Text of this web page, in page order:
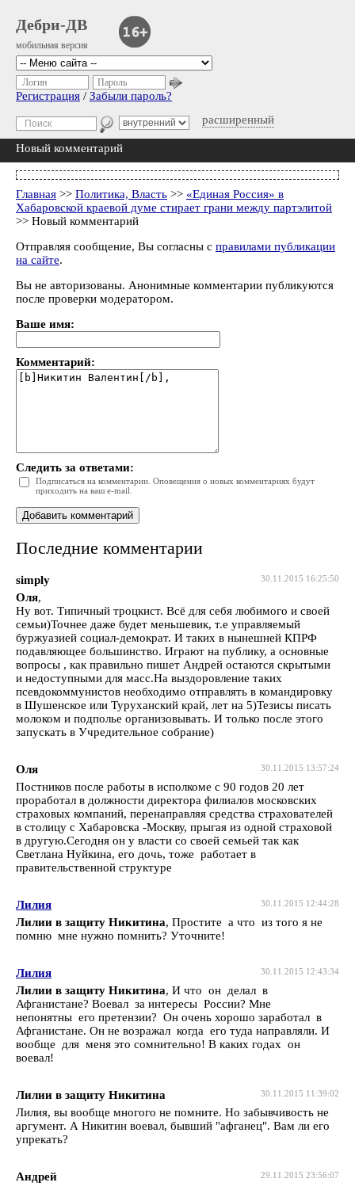
Дебри-ДВ
мобильная версия
расширенный
Логин Пароль
Регистрация / Забыли пароль?
Новый комментарий
Главная >> Политика, Власть >> «Единая Россия» в
Хабаровской краевой думе стирает грани между партэлитой
>> Новый комментарий
Отправляя сообщение, Вы согласны с правилами публикации
на сайте.
Вы не авторизованы. Анонимные комментарии публикуются
после проверки модератором.
Ваше имя:
Комментарий:
Следить за ответами:
Подписаться на комментарии. Оповещения о новых комментариях будут
приходить на ваш e-mail.
Последние комментарии
30.11.2015 16:25:50
simply
Оля,
Ну вот. Типичный троцкист. Всё для себя любимого и своей
семьи)Точнее даже будет меньшевик, т.е управляемый
буржуазией социал-демократ. И таких в нынешней КПРФ
подавляющее большинство. Играют на публику, а основные
вопросы , как правильно пишет Андрей остаются скрытыми
и недоступными для масс.На выздоровление таких
псевдокоммунистов необходимо отправлять в командировку
в Шушенское или Туруханский край, лет на 5)Тезисы писать
молоком и подполье организовывать. И только после этого
запускать в Учредительное собрание)
30.11.2015 13:57:24
Оля
Постников после работы в исполкоме с 90 годов 20 лет
проработал в должности директора филиалов московских
страховых компаний, перенаправляя средства страхователей
в столицу с Хабаровска -Москву, прыгая из одной страховой
в другую.Сегодня он у власти со своей семьей так как
Светлана Нуйкина, его дочь, тоже работает в
правительственной структуре
30.11.2015 12:44:28
Лилия
Лилии в защиту Никитина, Простите а что из того я не
помню мне нужно помнить? Уточните!
30.11.2015 12:43:34
Лилия
Лилии в защиту Никитина, И что он делал в
Афганистане? Воевал за интересы России? Мне
непонятны его претензии? Он очень хорошо заработал в
Афганистане. Он не возражал когда его туда направляли. И
вообще для меня это сомнительно! В каких годах он
воевал!
30.11.2015 11:39:02
Лилии в защиту Никитина
Лилия, вы вообще многого не помните. Но забывчивость не
аргумент. А Никитин воевал, бывший "афганец". Вам ли его
упрекать?
29.11.2015 23:56:07
Андрей